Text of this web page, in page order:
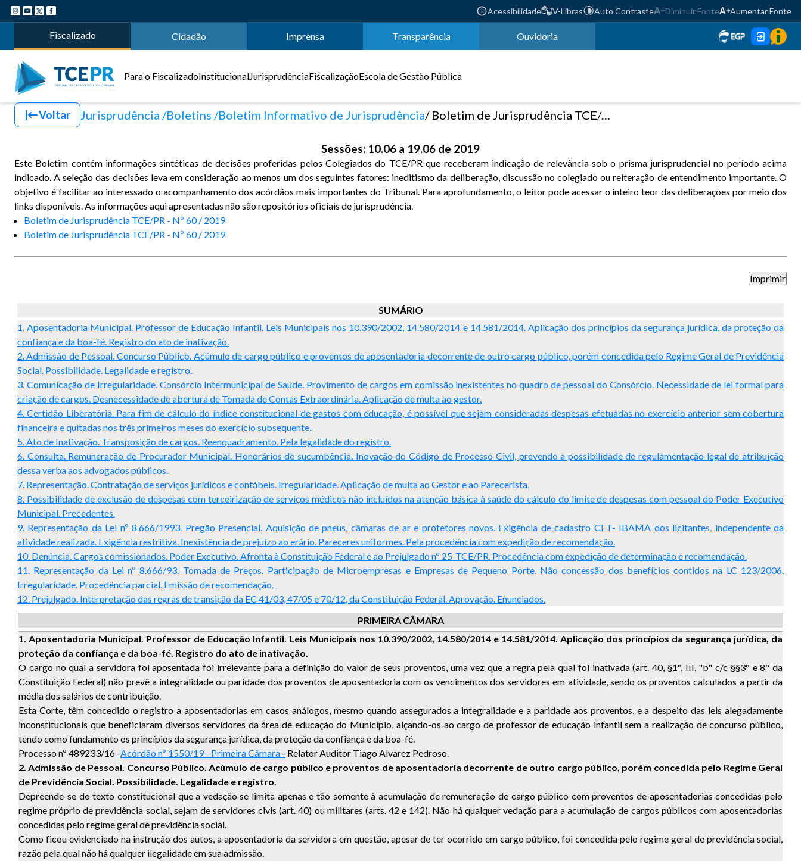
Acessibilidade V-Libras Auto Contraste Diminuir Fonte Aumentar Fonte
Fiscalizado Cidadão Imprensa Transparência Ouvidoria
Para o FiscalizadoInstitucionalJurisprudênciaFiscalizaçãoEscola de Gestão Pública
Voltar Jurisprudência Boletins Boletim Informativo de Jurisprudência Boletim de Jurisprudência TCE/PR - Nº 60 / 2019
Sessões: 10.06 a 19.06 de 2019
Este Boletim contém informações sintéticas de decisões proferidas pelos Colegiados do TCE/PR que receberam indicação de relevância sob o prisma jurisprudencial no período acima
indicado. A seleção das decisões leva em consideração ao menos um dos seguintes fatores: ineditismo da deliberação, discussão no colegiado ou reiteração de entendimento importante. O
objetivo é facilitar ao interessado o acompanhamento dos acórdãos mais importantes do Tribunal. Para aprofundamento, o leitor pode acessar o inteiro teor das deliberações por meio dos
links disponíveis. As informações aqui apresentadas não são repositórios oficiais de jurisprudência.
Boletim de Jurisprudência TCE/PR - Nº 60 / 2019
Boletim de Jurisprudência TCE/PR - Nº 60 / 2019
SUMÁRIO
1. Aposentadoria Municipal. Professor de Educação Infantil. Leis Municipais nos 10.390/2002, 14.580/2014 e 14.581/2014. Aplicação dos princípios da segurança jurídica, da proteção da
confiança e da boa-fé. Registro do ato de inativação.
2. Admissão de Pessoal. Concurso Público. Acúmulo de cargo público e proventos de aposentadoria decorrente de outro cargo público, porém concedida pelo Regime Geral de Previdência
Social. Possibilidade. Legalidade e registro.
3. Comunicação de Irregularidade. Consórcio Intermunicipal de Saúde. Provimento de cargos em comissão inexistentes no quadro de pessoal do Consórcio. Necessidade de lei formal para
criação de cargos. Desnecessidade de abertura de Tomada de Contas Extraordinária. Aplicação de multa ao gestor.
4. Certidão Liberatória. Para fim de cálculo do índice constitucional de gastos com educação, é possível que sejam consideradas despesas efetuadas no exercício anterior sem cobertura
financeira e quitadas nos três primeiros meses do exercício subsequente.
5. Ato de Inativação. Transposição de cargos. Reenquadramento. Pela legalidade do registro.
6. Consulta. Remuneração de Procurador Municipal. Honorários de sucumbência. Inovação do Código de Processo Civil, prevendo a possibilidade de regulamentação legal de atribuição
dessa verba aos advogados públicos.
7. Representação. Contratação de serviços jurídicos e contábeis. Irregularidade. Aplicação de multa ao Gestor e ao Parecerista.
8. Possibilidade de exclusão de despesas com terceirização de serviços médicos não incluídos na atenção básica à saúde do cálculo do limite de despesas com pessoal do Poder Executivo
Municipal. Precedentes.
9. Representação da Lei nº 8.666/1993. Pregão Presencial. Aquisição de pneus, câmaras de ar e protetores novos. Exigência de cadastro CFT- IBAMA dos licitantes, independente da
atividade realizada. Exigência restritiva. Inexistência de prejuízo ao erário. Pareceres uniformes. Pela procedência com expedição de recomendação.
10. Denúncia. Cargos comissionados. Poder Executivo. Afronta à Constituição Federal e ao Prejulgado nº 25-TCE/PR. Procedência com expedição de determinação e recomendação.
11. Representação da Lei nº 8.666/93. Tomada de Preços. Participação de Microempresas e Empresas de Pequeno Porte. Não concessão dos benefícios contidos na LC 123/2006.
Irregularidade. Procedência parcial. Emissão de recomendação.
12. Prejulgado. Interpretação das regras de transição da EC 41/03, 47/05 e 70/12, da Constituição Federal. Aprovação. Enunciados.
PRIMEIRA CÂMARA
1. Aposentadoria Municipal. Professor de Educação Infantil. Leis Municipais nos 10.390/2002, 14.580/2014 e 14.581/2014. Aplicação dos princípios da segurança jurídica, da
proteção da confiança e da boa-fé. Registro do ato de inativação.
O cargo no qual a servidora foi aposentada foi irrelevante para a definição do valor de seus proventos, uma vez que a regra pela qual foi inativada (art. 40, §1°, III, "b" c/c §§3° e 8° da
Constituição Federal) não prevê a integralidade ou paridade dos proventos de aposentadoria com os vencimentos dos servidores em atividade, sendo os proventos calculados a partir da
média dos salários de contribuição.
Esta Corte, têm concedido o registro a aposentadorias em casos análogos, mesmo quando assegurados a integralidade e a paridade aos proventos, e a despeito das leis alegadamente
inconstitucionais que beneficiaram diversos servidores da área de educação do Município, alçando-os ao cargo de professor de educação infantil sem a realização de concurso público,
tendo como fundamento os princípios da segurança jurídica, da proteção da confiança e da boa-fé.
Processo nº 489233/16 -Acórdão nº 1550/19 - Primeira Câmara - Relator Auditor Tiago Alvarez Pedroso.
2. Admissão de Pessoal. Concurso Público. Acúmulo de cargo público e proventos de aposentadoria decorrente de outro cargo público, porém concedida pelo Regime Geral
de Previdência Social. Possibilidade. Legalidade e registro.
Depreende-se do texto constitucional que a vedação se limita apenas e tão somente à acumulação de remuneração de cargo público com proventos de aposentadorias concedidas pelo
regime próprio de previdência social, sejam de servidores civis (art. 40) ou militares (arts. 42 e 142). Não há qualquer vedação para a acumulação de cargos públicos com aposentadorias
concedidas pelo regime geral de previdência social.
Como ficou evidenciado na instrução dos autos, a aposentadoria da servidora em questão, apesar de ter ocorrido em cargo público, foi concedida pelo regime geral de previdência social,
razão pela qual não há qualquer ilegalidade em sua admissão.